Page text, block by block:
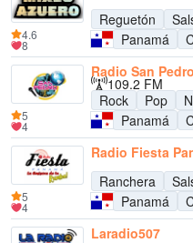
Reguetón
Panamá
4.6
8
Radio San
109.2 FM
Rock
Pop
Panamá
5
4
Radio Fiesta
Ranchera
Panamá
5
4
Laradio507